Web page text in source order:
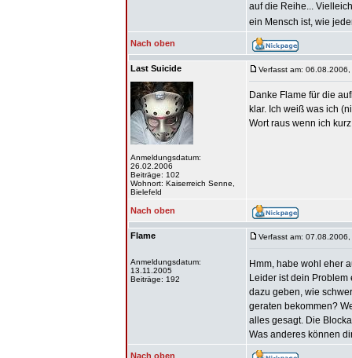
auf die Reihe...
ein Mensch ist, wie
Nach oben
Last Suicide
Anmeldungsdatum:
26.02.2006
Beiträge: 102
Wohnort: Kaiserreich Senne,
Bielefeld
Verfasst am:
Danke Flame für die
klar. Ich weiß was ich
Wort raus wenn ich
Nach oben
Flame
Anmeldungsdatum:
13.11.2005
Beiträge: 192
Verfasst am:
Hmm, habe wohl eher
Leider ist dein
dazu geben, wie
geraten bekommen?
alles gesagt. Die
Was anderes können
Nach oben